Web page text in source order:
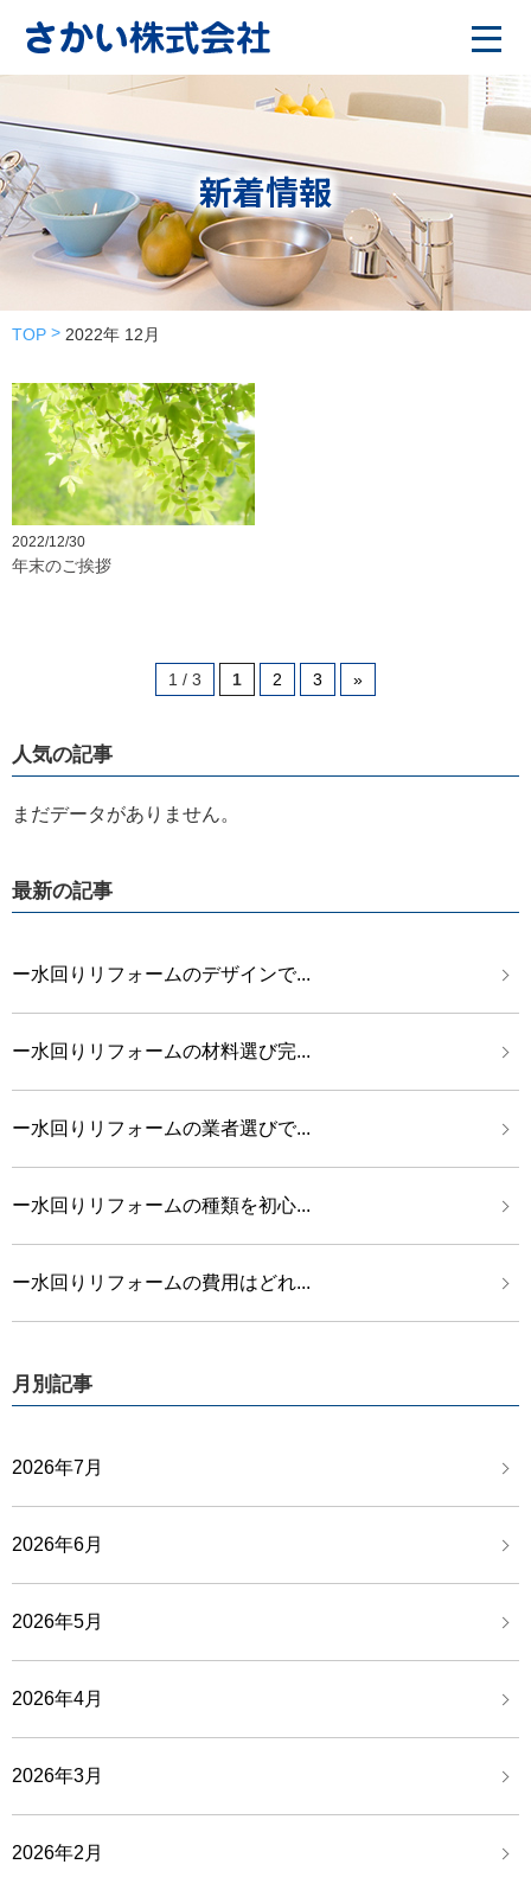
新着情報
TOP 2022年 12月
2022/12/30
年末のご挨拶
1 / 3 1 2 3 »
人気の記事
まだデータがありません。
最新の記事
ー水回りリフォームのデザインで...
ー水回りリフォームの材料選び完...
ー水回りリフォームの業者選びで...
ー水回りリフォームの種類を初心...
ー水回りリフォームの費用はどれ...
月別記事
2026年7月
2026年6月
2026年5月
2026年4月
2026年3月
2026年2月